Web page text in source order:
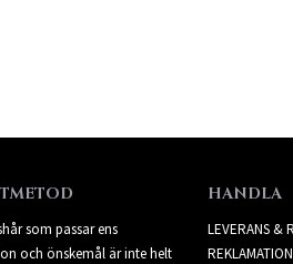
som passar ens
och önskemål är inte helt
HANDLA
LEVERANS &
REKLAMATION